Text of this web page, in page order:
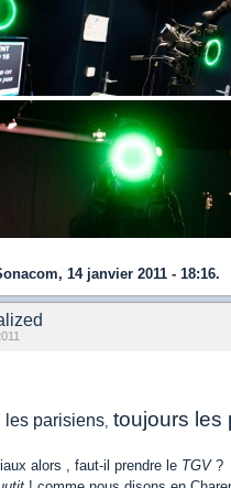
14 janvier 2011 - 18:16.
les parisiens, toujours les
alors , faut-il prendre le TGV?